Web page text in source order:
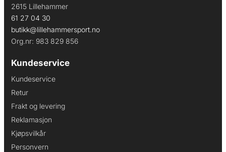
2615 Lillehammer
61 27 04 30
butikk@lillehammersport.no
Org.nr: 983 829 856
Kundeservice
Kundeservice
Retur
Frakt og levering
Reklamasjon
Kjøpsvilkår
Personvern